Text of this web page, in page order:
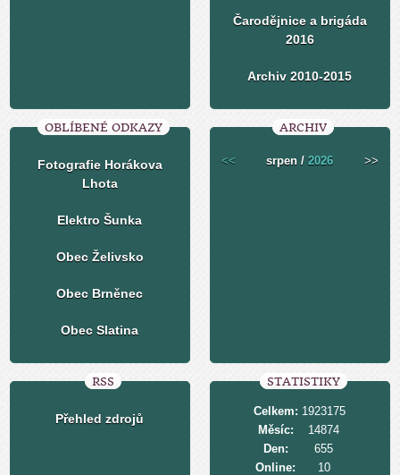
Čarodějnice a brigáda
2016
Archiv 2010-2015
OBLÍBENÉ ODKAZY
Fotografie Horákova
Lhota
Elektro Šunka
Obec Želivsko
Obec Brněnec
Obec Slatina
ARCHIV
<< srpen /2026 >>
RSS
Přehled zdrojů
STATISTIKY
Online: 10
Celkem: 1923175
Měsíc:
14874
Den:
655